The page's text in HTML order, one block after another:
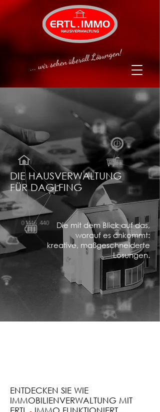
... wir sehen überall Lösungen!
DIE HAUSVERWALTUNG
FÜR DAGLFING
Die mit dem Blick auf das,
worauf es ankommt:
kreative, maßgeschneiderte
Lösungen.
ENTDECKEN SIE WIE
IMMOBILIENVERWALTUNG MIT